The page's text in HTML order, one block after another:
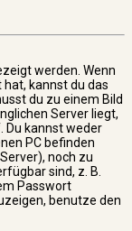
werden. Wenn
kannst du das
du zu einem Bild
Server liegt,
Du kannst weder
PC befinden
noch zu
sind, z. B.
Passwort
benutze den